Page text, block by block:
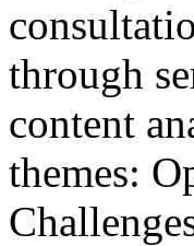
through
content
themes: